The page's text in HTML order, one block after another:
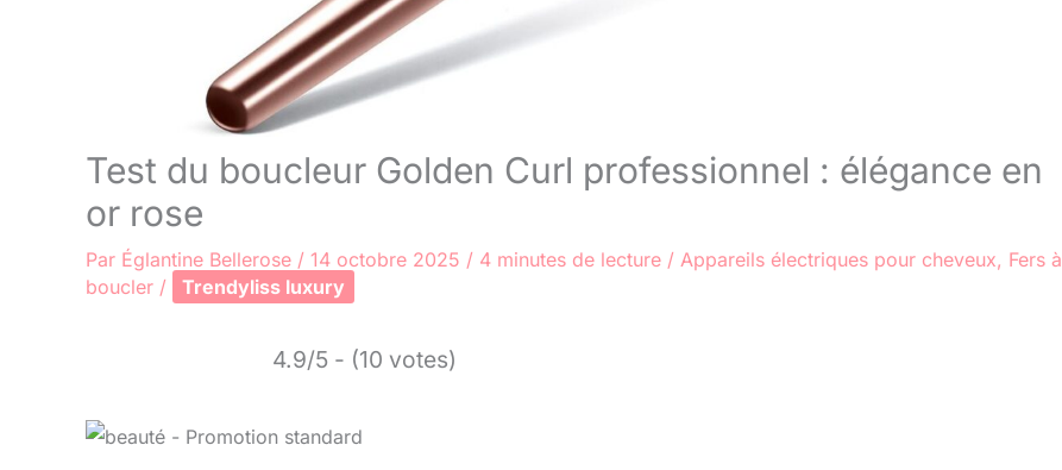
Test du boucleur Golden Curl professionnel : élégance en
or rose
Par Églantine Bellerose / 14 octobre 2025 / 4 minutes de lecture / Appareils électriques pour cheveux, Fers à
boucler / Trendyliss luxury
4.9/5 - (10 votes)